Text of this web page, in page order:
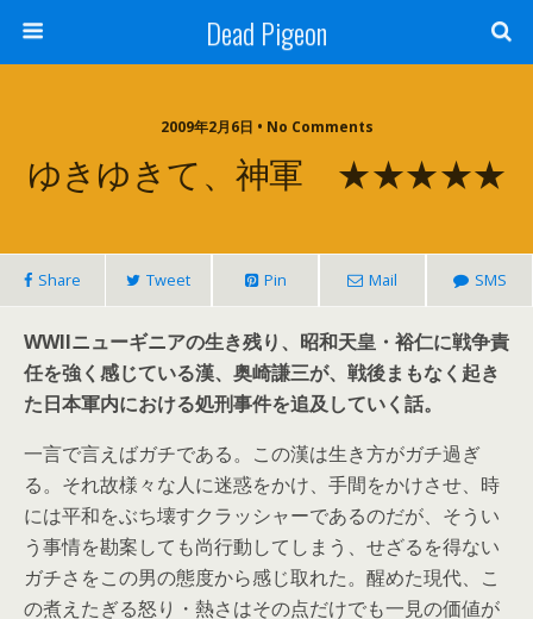
Dead Pigeon
2009年2月6日 • No Comments
ゆきゆきて、神軍 ★★★★★
Share Tweet Pin Mail SMS
WWIIニューギニアの生き残り、昭和天皇・裕仁に戦争責
任を強く感じている漢、奥崎謙三が、戦後まもなく起き
た日本軍内における処刑事件を追及していく話。
一言で言えばガチである。この漢は生き方がガチ過ぎ
る。それ故様々な人に迷惑をかけ、手間をかけさせ、時
には平和をぶち壊すクラッシャーであるのだが、そうい
う事情を勘案しても尚行動してしまう、せざるを得ない
ガチさをこの男の態度から感じ取れた。醒めた現代、こ
の煮えたぎる怒り・熱さはその点だけでも一見の価値が